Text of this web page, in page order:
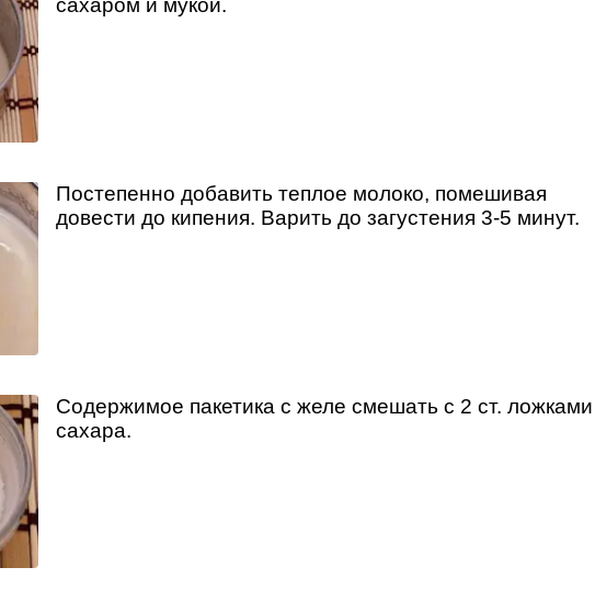
сахаром и мукой.
Постепенно добавить теплое молоко, помешивая
довести до кипения. Варить до загустения 3-5 минут.
Содержимое пакетика с желе смешать с 2 ст. ложками
сахара.